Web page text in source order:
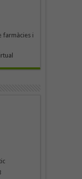
farmàcies i